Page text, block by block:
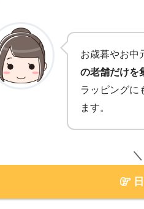
お歳暮やお中
の老舗だけを
ラッピングに
ます。
日